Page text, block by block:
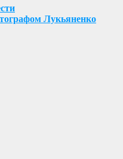
Лукьяненко